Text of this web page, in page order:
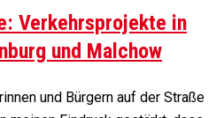
Verkehrsprojekte in
und Malchow
und Bürgern auf der Straße